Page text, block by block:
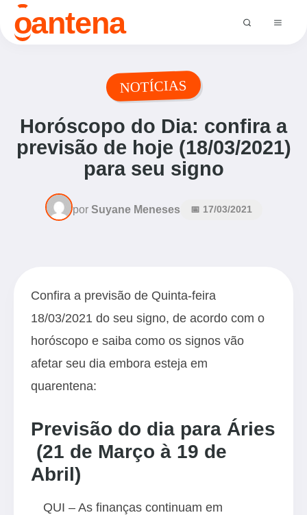
oantena
NOTÍCIAS
Horóscopo do Dia: confira a
previsão de hoje (18/03/2021)
para seu signo
por Suyane Meneses 📅 17/03/2021
Confira a previsão de Quinta-feira
18/03/2021 do seu signo, de acordo com o
horóscopo e saiba como os signos vão
afetar seu dia embora esteja em
quarentena:
Previsão do dia para Áries
(21 de Março à 19 de
Abril)
QUI – As finanças continuam em